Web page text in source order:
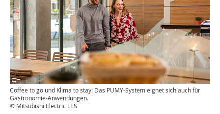
Coffee to go und Klima to stay: Das PUMY-System eignet sich auch für
Gastronomie-Anwendungen.
© Mitsubishi Electric LES